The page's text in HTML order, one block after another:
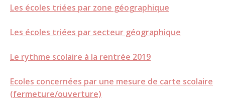
Les écoles triées par zone géographique
Les écoles triées par secteur géographique
Le rythme scolaire à la rentrée 2019
Ecoles concernées par une mesure de carte scolaire
(fermeture/ouverture)